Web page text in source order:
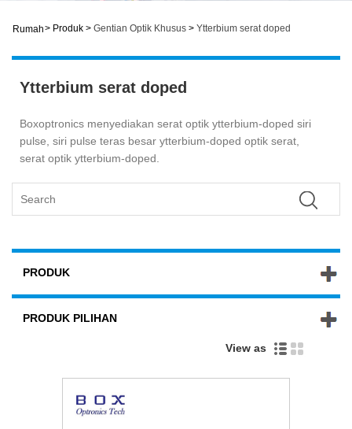
Rumah> Produk > Gentian Optik Khusus > Ytterbium serat doped
Ytterbium serat doped
Boxoptronics menyediakan serat optik ytterbium-doped siri
pulse, siri pulse teras besar ytterbium-doped optik serat,
serat optik ytterbium-doped.
PRODUK
PRODUK PILIHAN
View as